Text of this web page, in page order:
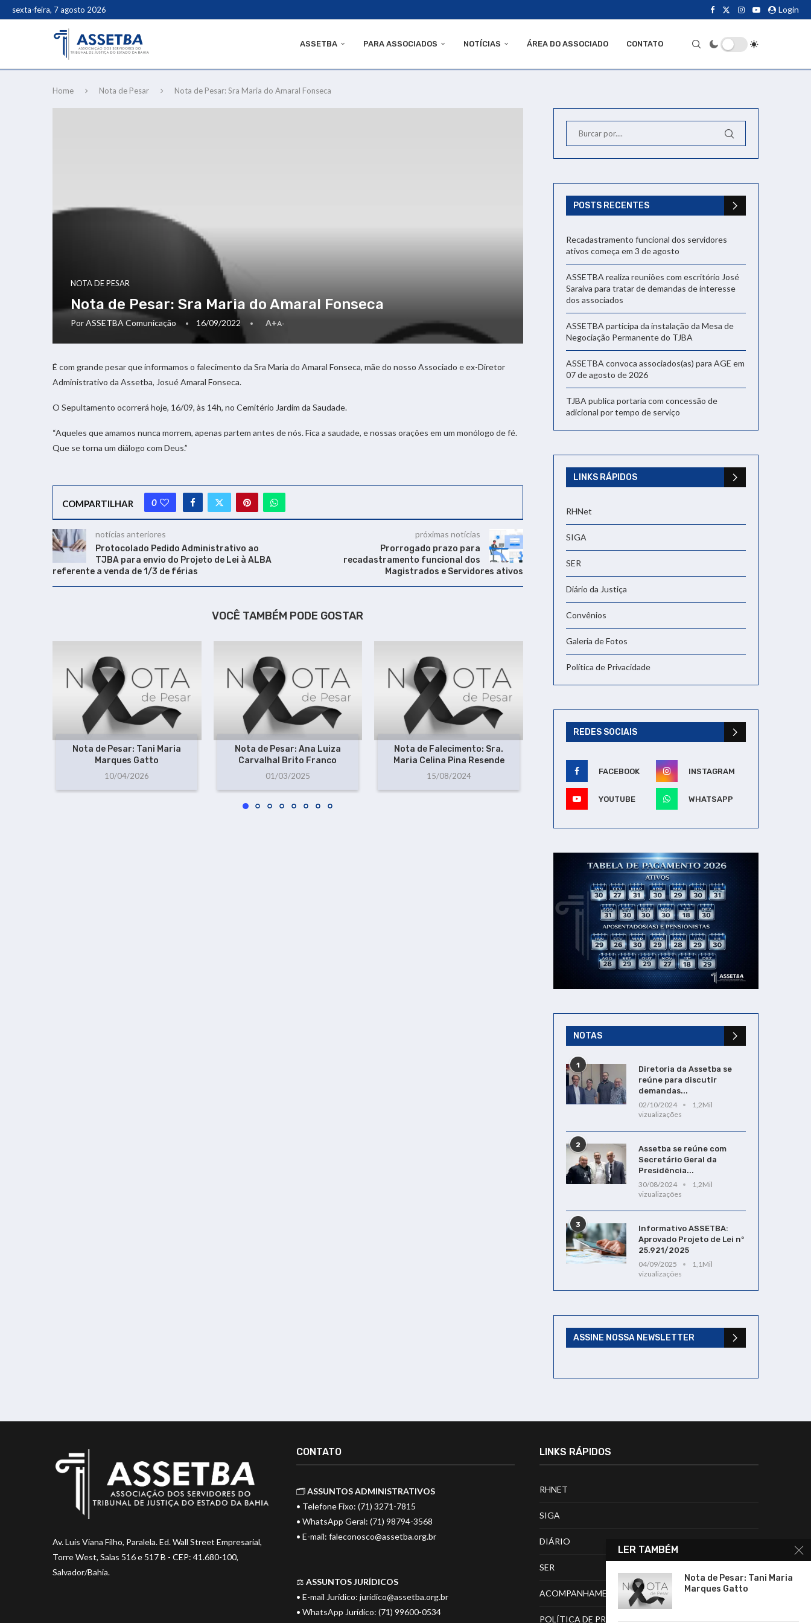
sexta-feira, 7 agosto 2026 Login
ASSETBA PARA ASSOCIADOS NOTÍCIAS ÁREA DO ASSOCIADO CONTATO
Home Nota de Pesar Nota de Pesar: Sra Maria do Amaral Fonseca
NOTA DE PESAR
Nota de Pesar: Sra Maria do Amaral Fonseca
PorASSETBA Comunicação 16/09/2022 A+A-
É com grande pesar que informamos o falecimento da Sra Maria do Amaral Fonseca, mãe do nosso Associado e ex-Diretor
Administrativo da Assetba, Josué Amaral Fonseca.
O Sepultamento ocorrerá hoje, 16/09, às 14h, no Cemitério Jardim da Saudade.
“Aqueles que amamos nunca morrem, apenas partem antes de nós. Fica a saudade, e nossas orações em um monólogo de fé.
Que se torna um diálogo com Deus.”
COMPARTILHAR 0
notícias anteriores
Protocolado Pedido Administrativo ao
TJBA para envio do Projeto de Lei à ALBA
referente a venda de 1/3 de férias
próximas notícias
Prorrogado prazo para
recadastramento funcional dos
Magistrados e Servidores ativos
VOCÊ TAMBÉM PODE GOSTAR
Nota de Pesar: Tani Maria
Marques Gatto
10/04/2026
Nota de Pesar: Ana Luiza
Carvalhal Brito Franco
01/03/2025
Nota de Falecimento: Sra.
Maria Celina Pina Resende
15/08/2024
Paulo Boente
23/08/2024
POSTS RECENTES
Recadastramento funcional dos servidores
ativos começa em 3 de agosto
ASSETBA realiza reuniões com escritório José
Saraiva para tratar de demandas de interesse
dos associados
ASSETBA participa da instalação da Mesa de
Negociação Permanente do TJBA
ASSETBA convoca associados(as) para AGE em
07 de agosto de 2026
TJBA publica portaria com concessão de
adicional por tempo de serviço
LINKS RÁPIDOS
RHNet
SIGA
SER
Diário da Justiça
Convênios
Galeria de Fotos
Política de Privacidade
REDES SOCIAIS
FACEBOOK INSTAGRAM
YOUTUBE WHATSAPP
NOTAS
1
Diretoria da Assetba se
reúne para discutir
demandas...
02/10/2024
1,2Mil
vizualizações
2
Assetba se reúne com
Secretário Geral da
Presidência...
30/08/2024
1,2Mil
vizualizações
3
Informativo ASSETBA:
Aprovado Projeto de Lei nº
25.921/2025
04/09/2025
1,1Mil
vizualizações
ASSINE NOSSA NEWSLETTER
Av. Luis Viana Filho, Paralela. Ed. Wall Street Empresarial,
Torre West, Salas 516 e 517 B - CEP: 41.680-100,
Salvador/Bahia.
CONTATO
🗂️ASSUNTOS ADMINISTRATIVOS
• Telefone Fixo: (71) 3271-7815
• WhatsApp Geral: (71) 98794-3568
• E-mail: faleconosco@assetba.org.br
⚖️ ASSUNTOS JURÍDICOS
• E-mail Jurídico: juridico@assetba.org.br
• WhatsApp Jurídico: (71) 99600-0534
LINKS RÁPIDOS
RHNET
SIGA
DIÁRIO
SER
ACOMPANHAMENTO DE PROCESSOS
POLÍTICA DE PRIVACIDADE
LER TAMBÉM
Nota de Pesar: Tani Maria
Marques Gatto